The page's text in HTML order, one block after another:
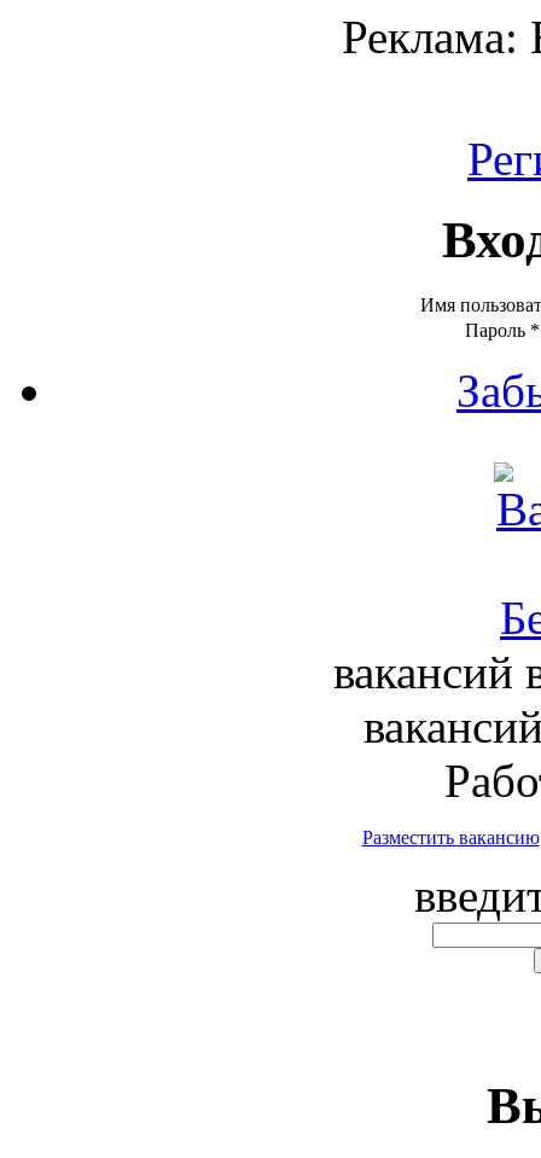
Реклама:
Имя
Пароль *
вакансий
Разместить вакансию